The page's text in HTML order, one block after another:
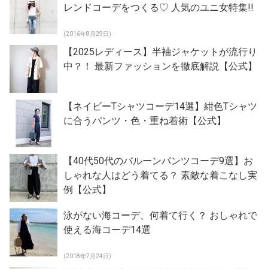
レンドコーデをつくる♡ 人気のユニ女特集!!
(2016年8月29日)
【2025レディース】半袖ジャケットが流行り
中？！ 最新ファッションを徹底解説【公式】
【ネイビーTシャツコーデ14選】紺色Tシャツ
に合うパンツ・色・重ね着術【公式】
【40代50代のバルーンパンツコーデ9選】お
しゃれな人はどう着てる？ 素敵な着こなし実
例【公式】
泳がない海コーデ、何着て行く？ おしゃれで
使える海コーデ14選
(2018年7月24日)